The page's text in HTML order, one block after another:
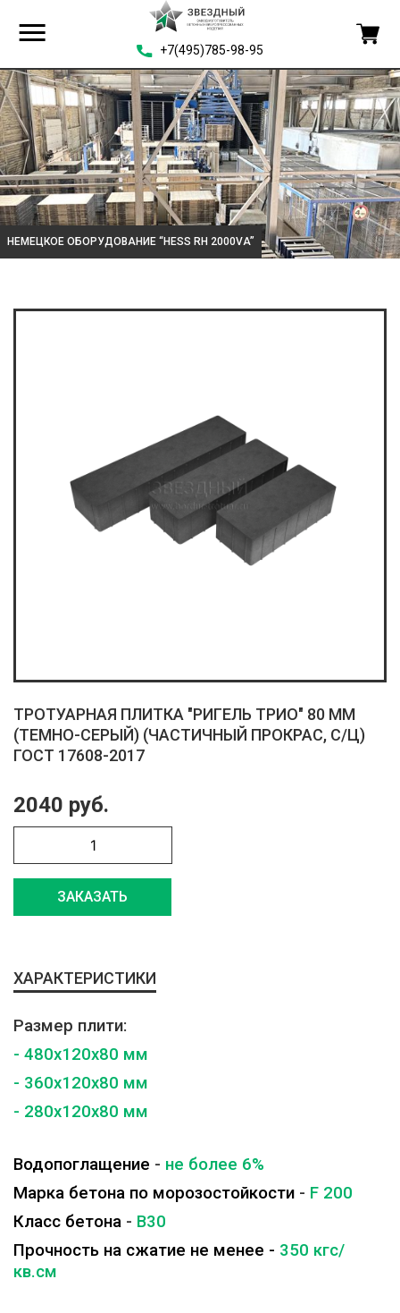
+7(495)785-98-95
НЕМЕЦКОЕ ОБОРУДОВАНИЕ “HESS RH 2000VA”
ТРОТУАРНАЯ ПЛИТКА "РИГЕЛЬ ТРИО" 80 ММ
(ТЕМНО-СЕРЫЙ) (ЧАСТИЧНЫЙ ПРОКРАС, С/Ц)
ГОСТ 17608-2017
2040 руб.
ЗАКАЗАТЬ
ХАРАКТЕРИСТИКИ
Размер плити:
- 480x120x80 мм
- 360x120x80 мм
- 280x120x80 мм
Водопоглащение - не более 6%
Марка бетона по морозостойкости - F 200
Класс бетона - B30
Прочность на сжатие не менее - 350 кгс/
кв.см